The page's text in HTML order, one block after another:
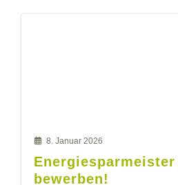
8. Januar 2026
bewerben!